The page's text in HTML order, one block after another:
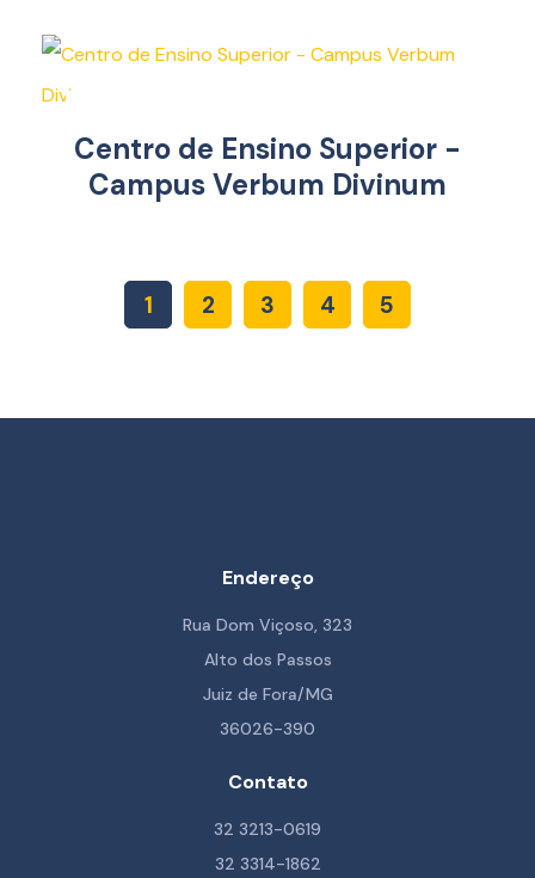
Centro de Ensino Superior -
Campus Verbum Divinum
1 2 3 4 5
Endereço
Rua Dom Viçoso, 323
Alto dos Passos
Juiz de Fora/MG
36026-390
Contato
32 3213-0619
32 3314-1862